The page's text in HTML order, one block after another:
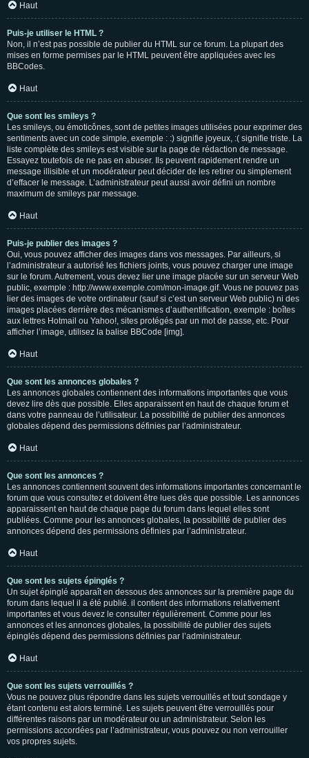
Haut
Puis-je utiliser le HTML ?
Non, il n’est pas possible de publier du HTML sur ce forum. La plupart des
mises en forme permises par le HTML peuvent être appliquées avec les
BBCodes.
Haut
Que sont les smileys ?
Les smileys, ou émoticônes, sont de petites images utilisées pour exprimer des
sentiments avec un code simple, exemple : :) signifie joyeux, :( signifie triste. La
liste complète des smileys est visible sur la page de rédaction de message.
Essayez toutefois de ne pas en abuser. Ils peuvent rapidement rendre un
message illisible et un modérateur peut décider de les retirer ou simplement
d’effacer le message. L’administrateur peut aussi avoir défini un nombre
maximum de smileys par message.
Haut
Puis-je publier des images ?
Oui, vous pouvez afficher des images dans vos messages. Par ailleurs, si
l’administrateur a autorisé les fichiers joints, vous pouvez charger une image
sur le forum. Autrement, vous devez lier une image placée sur un serveur Web
public, exemple : http://www.exemple.com/mon-image.gif. Vous ne pouvez pas
lier des images de votre ordinateur (sauf si c’est un serveur Web public) ni des
images placées derrière des mécanismes d’authentification, exemple : boîtes
aux lettres Hotmail ou Yahoo!, sites protégés par un mot de passe, etc. Pour
afficher l’image, utilisez la balise BBCode [img].
Haut
Que sont les annonces globales ?
Les annonces globales contiennent des informations importantes que vous
devez lire dès que possible. Elles apparaissent en haut de chaque forum et
dans votre panneau de l’utilisateur. La possibilité de publier des annonces
globales dépend des permissions définies par l’administrateur.
Haut
Que sont les annonces ?
Les annonces contiennent souvent des informations importantes concernant le
forum que vous consultez et doivent être lues dès que possible. Les annonces
apparaissent en haut de chaque page du forum dans lequel elles sont
publiées. Comme pour les annonces globales, la possibilité de publier des
annonces dépend des permissions définies par l’administrateur.
Haut
Que sont les sujets épinglés ?
Un sujet épinglé apparaît en dessous des annonces sur la première page du
forum dans lequel il a été publié. il contient des informations relativement
importantes et vous devez le consulter régulièrement. Comme pour les
annonces et les annonces globales, la possibilité de publier des sujets
épinglés dépend des permissions définies par l’administrateur.
Haut
Que sont les sujets verrouillés ?
Vous ne pouvez plus répondre dans les sujets verrouillés et tout sondage y
étant contenu est alors terminé. Les sujets peuvent être verrouillés pour
différentes raisons par un modérateur ou un administrateur. Selon les
permissions accordées par l’administrateur, vous pouvez ou non verrouiller
vos propres sujets.